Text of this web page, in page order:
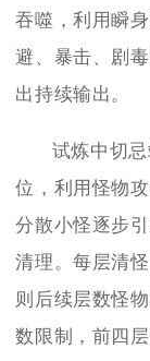
吞噬，利用瞬
避、暴击、剧
出持续输出。
试炼中切
位，利用怪物
分散小怪逐步
清理。每层清
则后续层数怪
数限制，前四